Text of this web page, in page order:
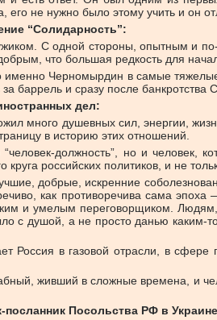
не нужно было этому учить и он
“Солидарность”:
С одной стороны, опытным и
что большая редкость для
Черномырдин в самые
баррель и сразу после банкротства
дел:
много душевных сил, энергии,
в историю этих отношений.
должность”, но и
круга российских политиков, и не
добрые, искренние
как противоречива сама
и умелым переговорщиком.
с душой, а не просто данью каким-
Россия в газовой отрасли, в
живший в сложные времена, и
Посольства РФ в